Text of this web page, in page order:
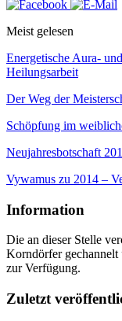
Meist gelesen
Energetische Aura-
Heilungsarbeit
Der Weg der
Schöpfung im
Neujahresbotschaft
Vywamus zu 2014 –
Information
Die an dieser Stelle
Korndörfer
zur Verfügung.
Zuletzt